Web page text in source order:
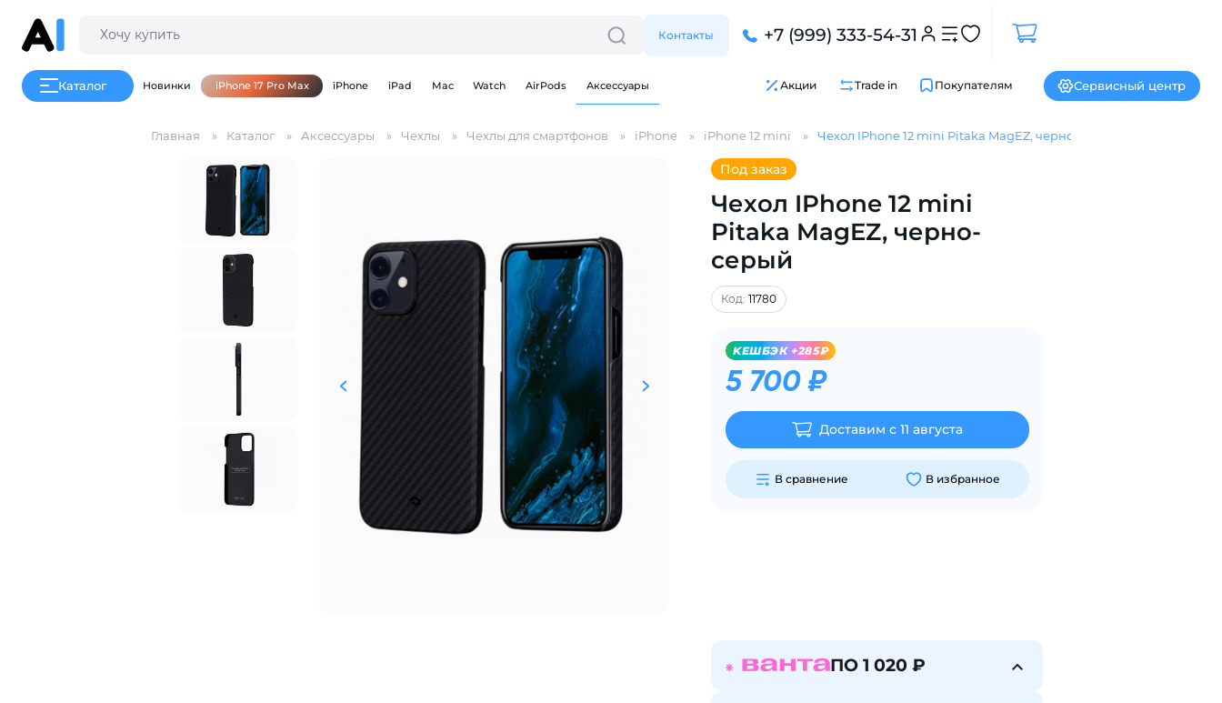
Контакты +7 (999) 333-54-31
Каталог Новинки iPhone 17 Pro Max iPhone iPad Mac Watch AirPods Аксессуары Акции Trade in Покупателям Сервисный центр
Главная Каталог Аксессуары Чехлы Чехлы для смартфонов iPhone iPhone 12 mini Чехол IPhone 12 mini Pitaka MagEZ, черно-серый
Под заказ
Чехол IPhone 12 mini
Pitaka MagEZ, черно-
серый
Код:11780
KЕШБЭК +285₽
5 700 ₽
Доставим с 11 августа
В сравнение В избранное
ПО 1 020 ₽
Для клиентов всех банков
Разбейте оплату
на части без переплат
График платежей
Сегодня